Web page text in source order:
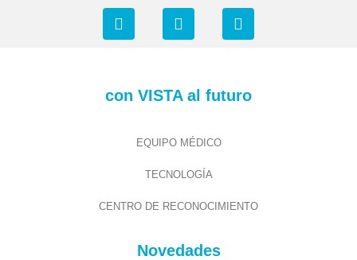
con VISTA al futuro
EQUIPO MÉDICO
TECNOLOGÍA
CENTRO DE RECONOCIMIENTO
Novedades